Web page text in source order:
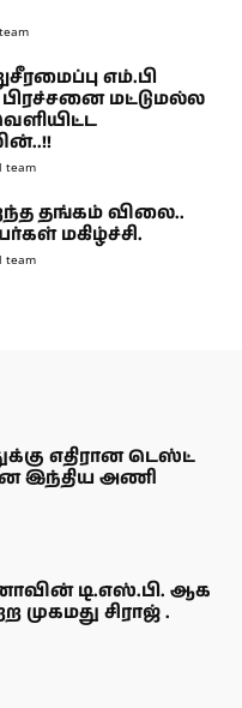
எம்.பி
பிரச்சனை மட்டுமல்ல
team
தங்கம் விலை..
மகிழ்ச்சி.
team
எதிரான டெஸ்ட்
இந்திய அணி
டி.எஸ்.பி. ஆக
முகமது சிராஜ் .